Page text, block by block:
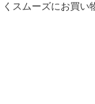
くスムーズにお買い